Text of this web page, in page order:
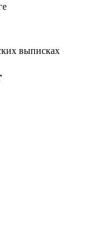
выписках